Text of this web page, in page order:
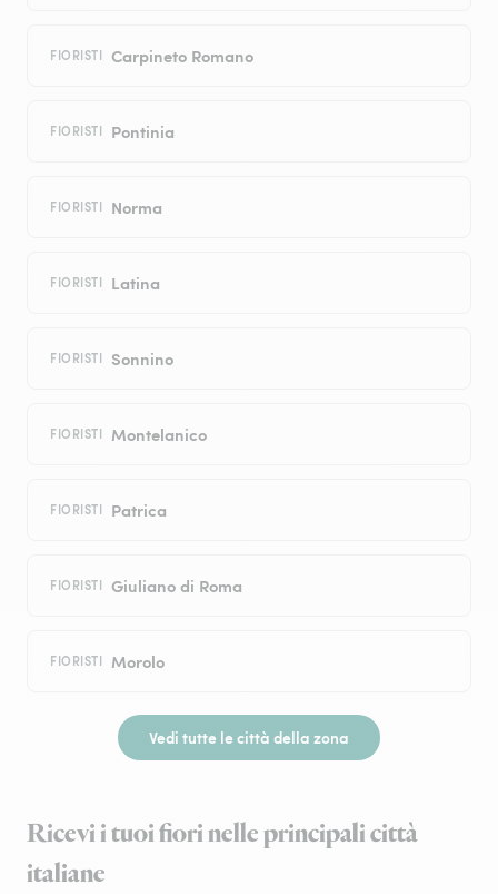
FIORISTI Carpineto Romano
FIORISTI Pontinia
FIORISTI Norma
FIORISTI Latina
FIORISTI Sonnino
FIORISTI Montelanico
FIORISTI Patrica
FIORISTI Giuliano di Roma
FIORISTI Morolo
Vedi tutte le città della zona
Ricevi i tuoi fiori nelle principali città
italiane